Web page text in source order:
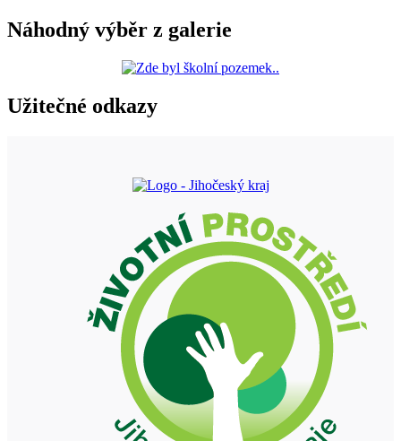
Náhodný výběr z galerie
Užitečné odkazy